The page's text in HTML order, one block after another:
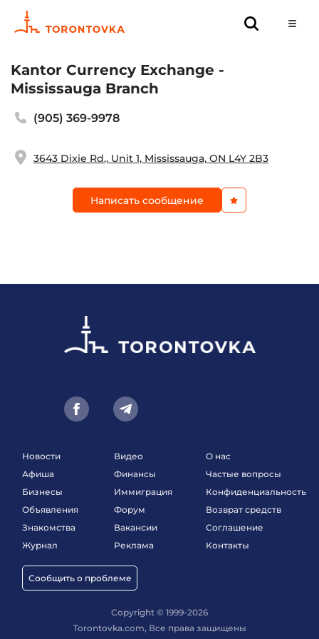
Kantor Currency Exchange -
Mississauga Branch
(905) 369-9978
3643 Dixie Rd., Unit 1, Mississauga, ON L4Y 2B3
Написать сообщение
Новости
Афиша
Бизнесы
Объявления
Знакомства
Журнал
Сообщить о проблеме
Видео
Финансы
Иммиграция
Форум
Вакансии
Реклама
О нас
Частые вопросы
Конфиденциальность
Возврат средств
Соглашение
Контакты
Copyright © 1999-2026
Torontovka.com, Все права защищены